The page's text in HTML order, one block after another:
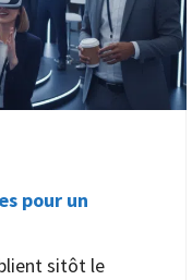
pour un
sitôt le